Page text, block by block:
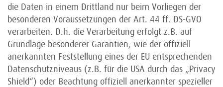
die Daten in einem Drittland nur beim Vorliegen der
besonderen Voraussetzungen der Art. 44 ff. DS-GVO
verarbeiten. D.h. die Verarbeitung erfolgt z.B. auf
Grundlage besonderer Garantien, wie der offiziell
anerkannten Feststellung eines der EU entsprechenden
Datenschutzniveaus (z.B. für die USA durch das „Privacy
Shield“) oder Beachtung offiziell anerkannter spezieller